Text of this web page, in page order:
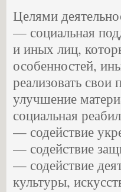
Целями
— социальная
и иных лиц,
особенностей,
реализовать
улучшение
социальная
— содействие
— содействие
— содействие
культуры,